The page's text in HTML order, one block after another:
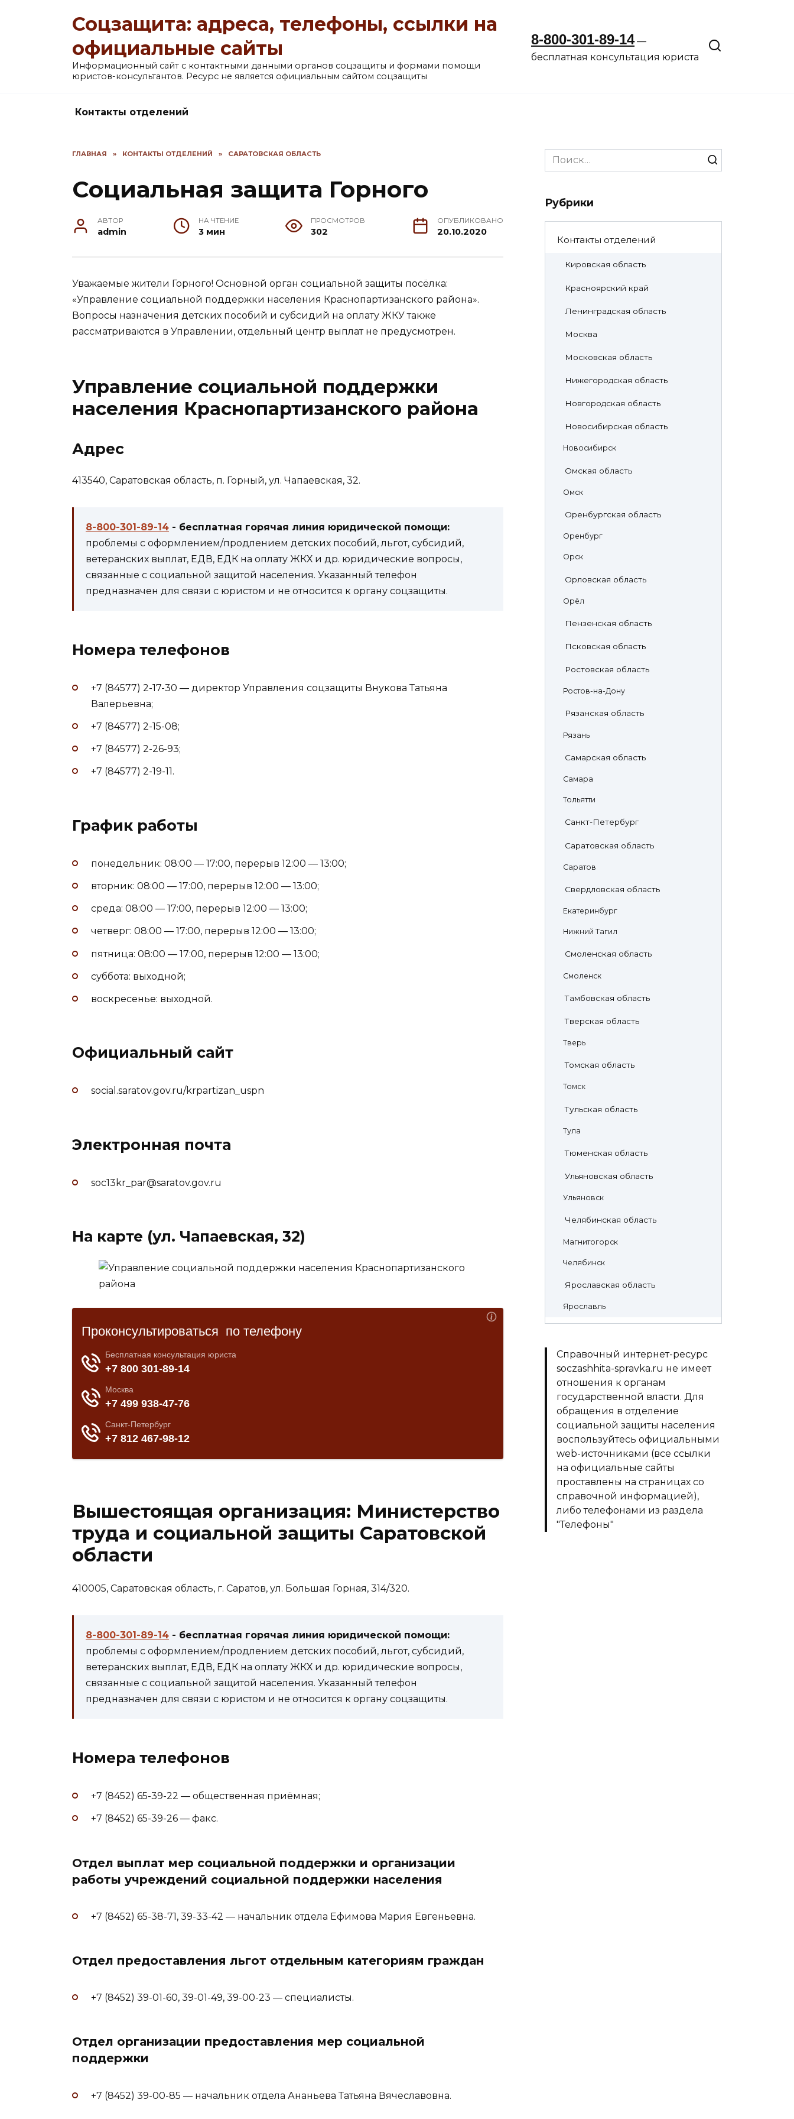
Соцзащита: адреса, телефоны, ссылки на
официальные сайты
Информационный сайт с контактными данными органов соцзащиты и формами помощи
юристов-консультантов. Ресурс не является официальным сайтом соцзащиты
8-800-301-89-14—
бесплатная консультация юриста
Контакты отделений
ГЛАВНАЯ » КОНТАКТЫ ОТДЕЛЕНИЙ » САРАТОВСКАЯ ОБЛАСТЬ
Социальная защита Горного
АВТОР
admin
НА ЧТЕНИЕ
3 мин
ПРОСМОТРОВ
302
ОПУБЛИКОВАНО
20.10.2020
Уважаемые жители Горного! Основной орган социальной защиты посёлка:
«Управление социальной поддержки населения Краснопартизанского района».
Вопросы назначения детских пособий и субсидий на оплату ЖКУ также
рассматриваются в Управлении, отдельный центр выплат не предусмотрен.
Управление социальной поддержки
населения Краснопартизанского района
Адрес
413540, Саратовская область, п. Горный, ул. Чапаевская, 32.
8-800-301-89-14 - бесплатная горячая линия юридической помощи:
проблемы с оформлением/продлением детских пособий, льгот, субсидий,
ветеранских выплат, ЕДВ, ЕДК на оплату ЖКХ и др. юридические вопросы,
связанные с социальной защитой населения. Указанный телефон
предназначен для связи с юристом и не относится к органу соцзащиты.
Номера телефонов
+7 (84577) 2-17-30 — директор Управления соцзащиты Внукова Татьяна
Валерьевна;
+7 (84577) 2-15-08;
+7 (84577) 2-26-93;
+7 (84577) 2-19-11.
График работы
понедельник: 08:00 — 17:00, перерыв 12:00 — 13:00;
вторник: 08:00 — 17:00, перерыв 12:00 — 13:00;
среда: 08:00 — 17:00, перерыв 12:00 — 13:00;
четверг: 08:00 — 17:00, перерыв 12:00 — 13:00;
пятница: 08:00 — 17:00, перерыв 12:00 — 13:00;
суббота: выходной;
воскресенье: выходной.
Официальный сайт
social.saratov.gov.ru/krpartizan_uspn
Электронная почта
soc13kr_par@saratov.gov.ru
На карте (ул. Чапаевская, 32)
Вышестоящая организация: Министерство
труда и социальной защиты Саратовской
области
410005, Саратовская область, г. Саратов, ул. Большая Горная, 314/320.
8-800-301-89-14 - бесплатная горячая линия юридической помощи:
проблемы с оформлением/продлением детских пособий, льгот, субсидий,
ветеранских выплат, ЕДВ, ЕДК на оплату ЖКХ и др. юридические вопросы,
связанные с социальной защитой населения. Указанный телефон
предназначен для связи с юристом и не относится к органу соцзащиты.
Номера телефонов
+7 (8452) 65-39-22 — общественная приёмная;
+7 (8452) 65-39-26 — факс.
Отдел выплат мер социальной поддержки и организации
работы учреждений социальной поддержки населения
+7 (8452) 65-38-71, 39-33-42 — начальник отдела Ефимова Мария Евгеньевна.
Отдел предоставления льгот отдельным категориям граждан
+7 (8452) 39-01-60, 39-01-49, 39-00-23 — специалисты.
Отдел организации предоставления мер социальной
поддержки
+7 (8452) 39-00-85 — начальник отдела Ананьева Татьяна Вячеславовна.
Search
for:
Рубрики
Контакты отделений
Кировская область
Красноярский край
Ленинградская область
Москва
Московская область
Нижегородская область
Новгородская область
Новосибирская область
Новосибирск
Омская область
Омск
Оренбургская область
Оренбург
Орск
Орловская область
Орёл
Пензенская область
Псковская область
Ростовская область
Ростов-на-Дону
Рязанская область
Рязань
Самарская область
Самара
Тольятти
Санкт-Петербург
Саратовская область
Саратов
Свердловская область
Екатеринбург
Нижний Тагил
Смоленская область
Смоленск
Тамбовская область
Тверская область
Тверь
Томская область
Томск
Тульская область
Тула
Тюменская область
Ульяновская область
Ульяновск
Челябинская область
Магнитогорск
Челябинск
Ярославская область
Ярославль
Справочный интернет-ресурс
soczashhita-spravka.ru не имеет
отношения к органам
государственной власти. Для
обращения в отделение
социальной защиты населения
воспользуйтесь официальными
web-источниками (все ссылки
на официальные сайты
проставлены на страницах со
справочной информацией),
либо телефонами из раздела
"Телефоны"